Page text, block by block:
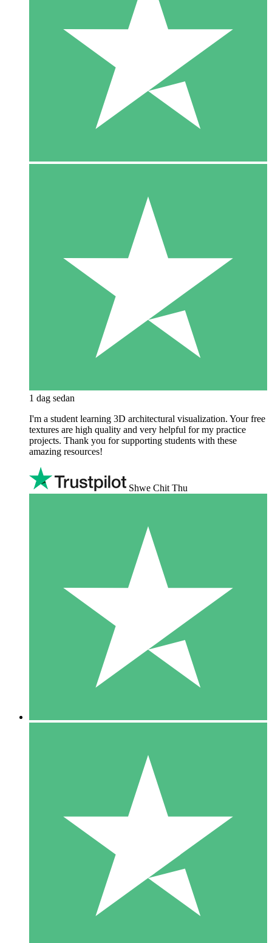
1 dag sedan
I'm a student learning 3D architectural visualization. Your free
textures are high quality and very helpful for my practice
projects. Thank you for supporting students with these
amazing resources!
Shwe Chit Thu